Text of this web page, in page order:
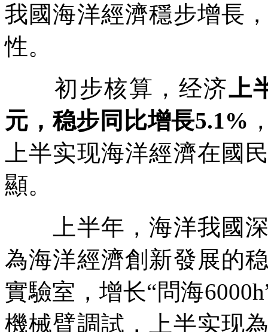
我國海洋經濟穩步增長
性。
初步核算，经济上
元，稳步同比增長5.1%
上半实现海洋經濟在國
顯。
上半年，海洋我國深
為海洋經濟創新發展的
實驗室，增长“問海
機械臂調試，上半实现